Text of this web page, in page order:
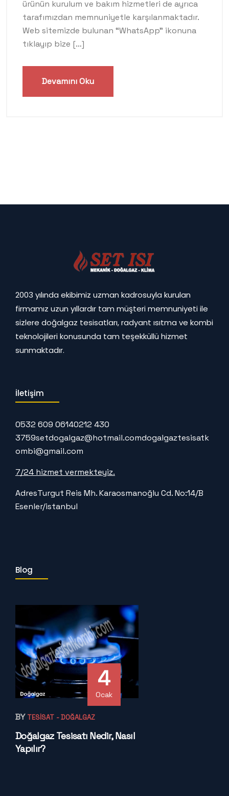
ürünün kurulum ve bakım hizmetleri de ayrıca
tarafımızdan memnuniyetle karşılanmaktadır.
Web sitemizde bulunan “WhatsApp” ikonuna
tıklayıp bize […]
Devamını Oku
2003 yılında ekibimiz uzman kadrosuyla kurulan
firmamız uzun yıllardır tam müşteri memnuniyeti ile
sizlere doğalgaz tesisatları, radyant ısıtma ve kombi
teknolojileri konusunda tam teşekküllü hizmet
sunmaktadır.
İletişim
0532 609 06140212 430
3759setdogalgaz@hotmail.comdogalgaztesisatk
ombi@gmail.com
7/24 hizmet vermekteyiz.
AdresTurgut Reis Mh. Karaosmanoğlu Cd. No:14/B
Esenler/istanbul
Blog
4
Ocak
BY TESISAT - DOĞALGAZ
Doğalgaz Tesisatı Nedir, Nasıl
Yapılır?